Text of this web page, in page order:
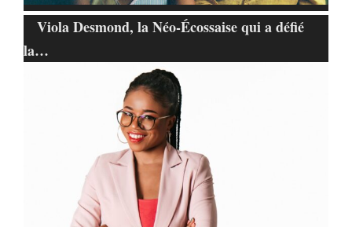
Viola Desmond, la Néo-Écossaise qui a défié
la…